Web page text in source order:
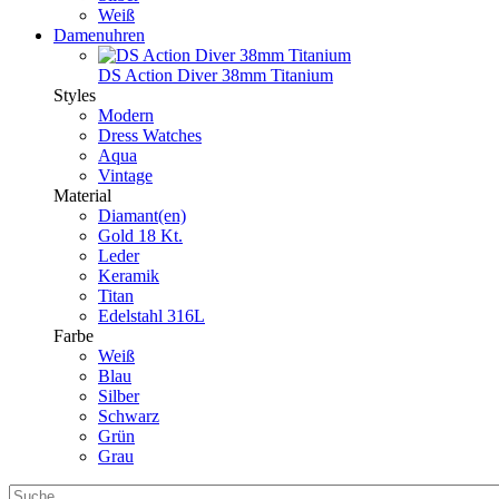
Weiß
Damenuhren
DS Action Diver 38mm Titanium
Styles
Modern
Dress Watches
Aqua
Vintage
Material
Diamant(en)
Gold 18 Kt.
Leder
Keramik
Titan
Edelstahl 316L
Farbe
Weiß
Blau
Silber
Schwarz
Grün
Grau